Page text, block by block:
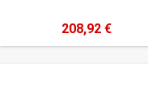
208,92 €